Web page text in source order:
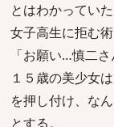
とはわかってい
女子高生に拒む術
「お願い…慎二
１５歳の美少女
を押し付け、な
とする。